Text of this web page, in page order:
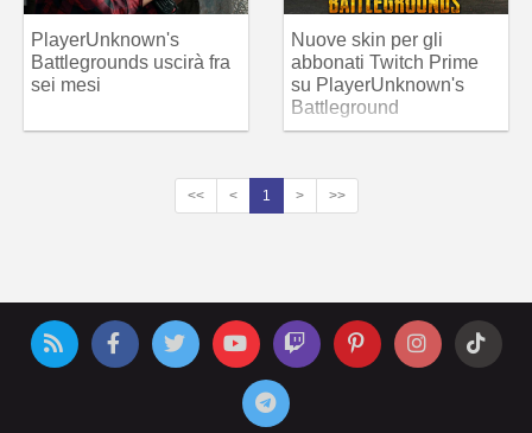
PlayerUnknown's
Battlegrounds uscirà fra
sei mesi
Nuove skin per gli
abbonati Twitch Prime
su PlayerUnknown's
Battleground
<< < 1 > >>